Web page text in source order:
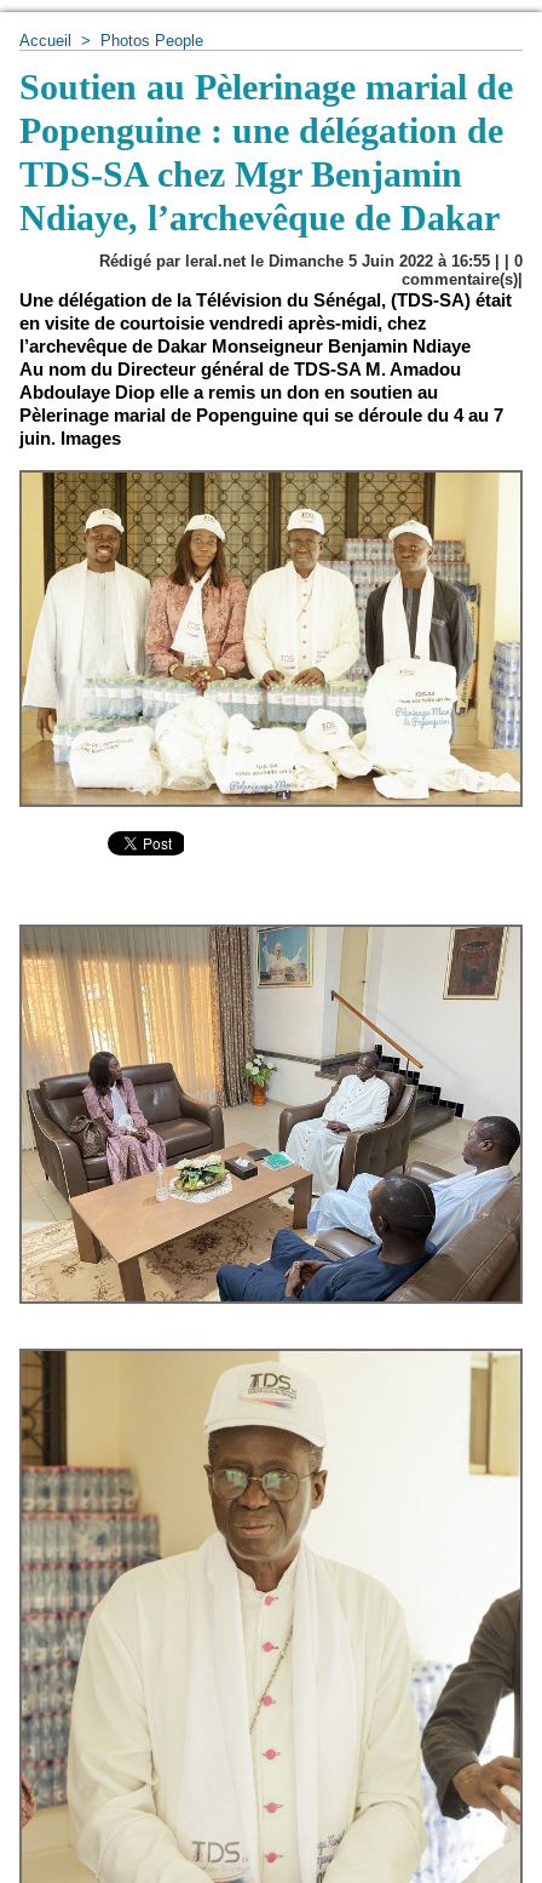
Accueil > Photos People
Soutien au Pèlerinage marial de
Popenguine : une délégation de
TDS-SA chez Mgr Benjamin
Ndiaye, l’archevêque de Dakar
Rédigé par leral.net le Dimanche 5 Juin 2022 à 16:55 | | 0
commentaire(s)|
Une délégation de la Télévision du Sénégal, (TDS-SA) était
en visite de courtoisie vendredi après-midi, chez
l’archevêque de Dakar Monseigneur Benjamin Ndiaye
Au nom du Directeur général de TDS-SA M. Amadou
Abdoulaye Diop elle a remis un don en soutien au
Pèlerinage marial de Popenguine qui se déroule du 4 au 7
juin. Images